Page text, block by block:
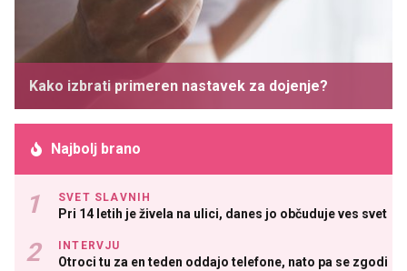
Kako izbrati primeren nastavek za dojenje?
Najbolj brano
SVET SLAVNIH
Pri 14 letih je živela na ulici, danes jo občuduje ves svet
INTERVJU
Otroci tu za en teden oddajo telefone, nato pa se zgodi